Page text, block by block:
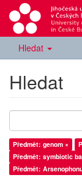
Hledat
Hledat
Předmět: genom ×
Předmět: symbiotic
Předmět: